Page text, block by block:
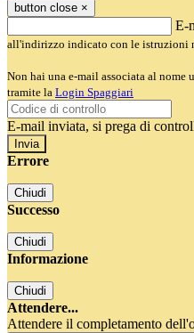
button close ×
E-
all'indirizzo indicato con le istruzioni
Non hai una e-mail associata al nome
tramite la Login Spaggiari
E-mail inviata, si prega di
Errore
Chiudi
Successo
Chiudi
Informazione
Chiudi
Attendere...
Attendere il completamento